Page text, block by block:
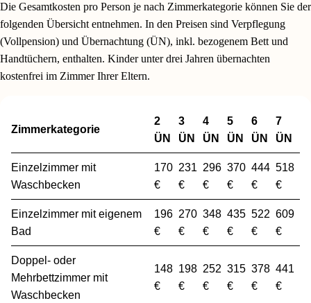
Die Gesamtkosten pro Person je nach Zimmerkategorie können Sie der
folgenden Übersicht entnehmen. In den Preisen sind Verpflegung
(Vollpension) und Übernachtung (ÜN), inkl. bezogenem Bett und
Handtüchern, enthalten. Kinder unter drei Jahren übernachten
kostenfrei im Zimmer Ihrer Eltern.
Zimmerkategorie
2
ÜN
3
ÜN
4
ÜN
5
ÜN
6
ÜN
7
ÜN
Einzelzimmer mit
Waschbecken
170
€
231
€
296
€
370
€
444
€
518
€
Einzelzimmer mit eigenem
Bad
196
€
270
€
348
€
435
€
522
€
609
€
Doppel- oder
Mehrbettzimmer mit
Waschbecken
148
€
198
€
252
€
315
€
378
€
441
€